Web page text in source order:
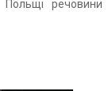
Польщі речовини